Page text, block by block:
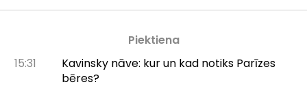
Piektiena
15:31
Kavinsky nāve: kur un kad notiks Parīzes
bēres?